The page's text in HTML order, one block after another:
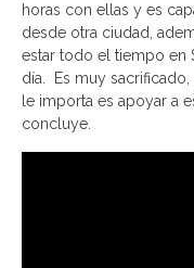
horas con ellas y es
desde otra ciudad,
estar todo el tiempo en
día. Es muy
le importa es apoyar a
concluye.